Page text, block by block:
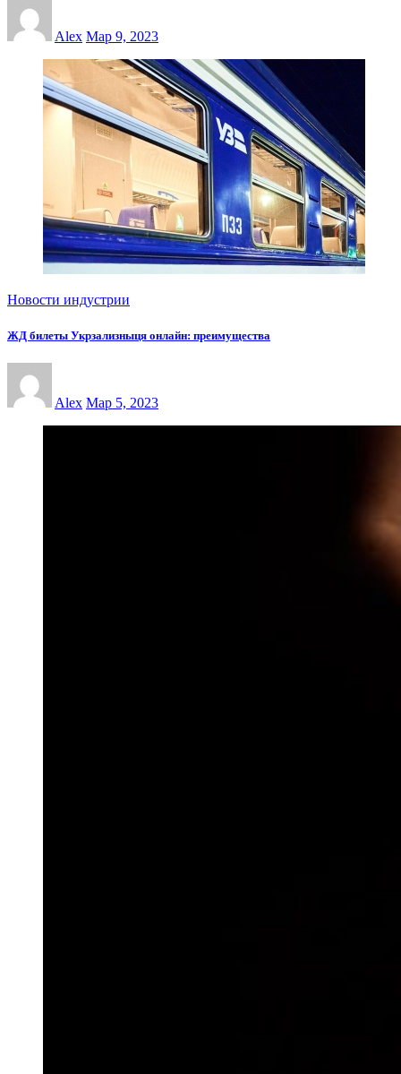
Alex Мар 9, 2023
Новости индустрии
ЖД билеты Укрзализныця онлайн: преимущества
Alex Мар 5, 2023